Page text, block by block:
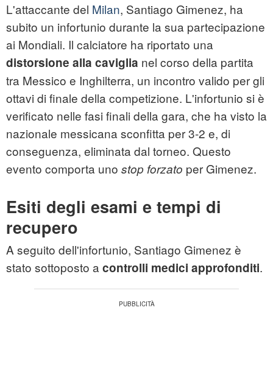
L'attaccante del Milan, Santiago Gimenez, ha
subito un infortunio durante la sua partecipazione
ai Mondiali. Il calciatore ha riportato una
distorsione alla caviglia nel corso della partita
tra Messico e Inghilterra, un incontro valido per gli
ottavi di finale della competizione. L'infortunio si è
verificato nelle fasi finali della gara, che ha visto la
nazionale messicana sconfitta per 3-2 e, di
conseguenza, eliminata dal torneo. Questo
evento comporta uno stop forzato per Gimenez.
Esiti degli esami e tempi di
recupero
A seguito dell'infortunio, Santiago Gimenez è
stato sottoposto a controlli medici approfonditi.